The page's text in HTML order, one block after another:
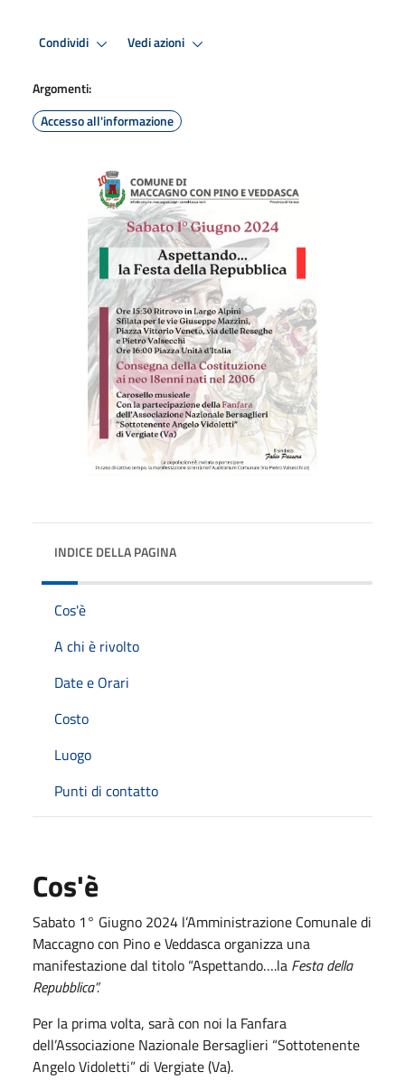
Condividi Vedi azioni
Argomenti:
Accesso all'informazione
INDICE DELLA PAGINA
Cos'è
A chi è rivolto
Date e Orari
Costo
Luogo
Punti di contatto
Cos'è
Sabato 1° Giugno 2024 l’Amministrazione Comunale di
Maccagno con Pino e Veddasca organizza una
manifestazione dal titolo “Aspettando….la Festa della
Repubblica”.
Per la prima volta, sarà con noi la Fanfara
dell’Associazione Nazionale Bersaglieri “Sottotenente
Angelo Vidoletti” di Vergiate (Va).